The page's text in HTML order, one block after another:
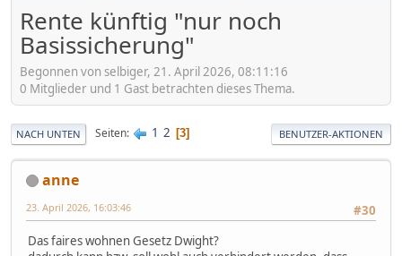
Rente künftig "nur noch
Basissicherung"
Begonnen von selbiger, 21. April 2026, 08:11:16
0 Mitglieder und 1 Gast betrachten dieses Thema.
NACH UNTEN Seiten 1 2 3 BENUTZER-AKTIONEN
anne
#30
23. April 2026, 16:03:46
Das faires wohnen Gesetz Dwight?